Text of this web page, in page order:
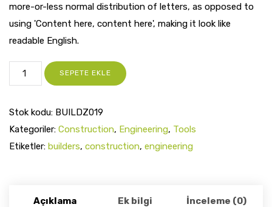
more-or-less normal distribution of letters, as opposed to
using 'Content here, content here', making it look like
readable English.
SEPETE EKLE
Stok kodu: BUILDZ019
Kategoriler: Construction, Engineering, Tools
Etiketler: builders, construction, engineering
Açıklama Ek bilgi İnceleme (0)